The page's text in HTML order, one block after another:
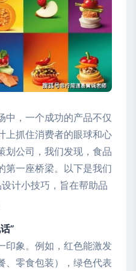
中，一个成功的产品不仅
上抓住消费者的眼球和心
划公司，我们发现，食品
第一座桥梁。以下是我们
计小技巧，旨在帮助品
”
印象。例如，红色能激发
、零食包装），绿色代表